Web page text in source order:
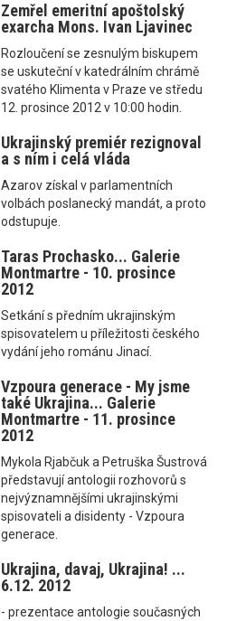
Zemřel emeritní apoštolský
exarcha Mons. Ivan Ljavinec
Rozloučení se zesnulým biskupem
se uskuteční v katedrálním chrámě
svatého Klimenta v Praze ve středu
12. prosince 2012 v 10:00 hodin.
Ukrajinský premiér rezignoval
a s ním i celá vláda
Azarov získal v parlamentních
volbách poslanecký mandát, a proto
odstupuje.
Taras Prochasko... Galerie
Montmartre - 10. prosince
2012
Setkání s předním ukrajinským
spisovatelem u příležitosti českého
vydání jeho románu Jinací.
Vzpoura generace - My jsme
také Ukrajina... Galerie
Montmartre - 11. prosince
2012
Mykola Rjabčuk a Petruška Šustrová
představují antologii rozhovorů s
nejvýznamnějšími ukrajinskými
spisovateli a disidenty - Vzpoura
generace.
Ukrajina, davaj, Ukrajina! ...
6.12. 2012
- prezentace antologie současných